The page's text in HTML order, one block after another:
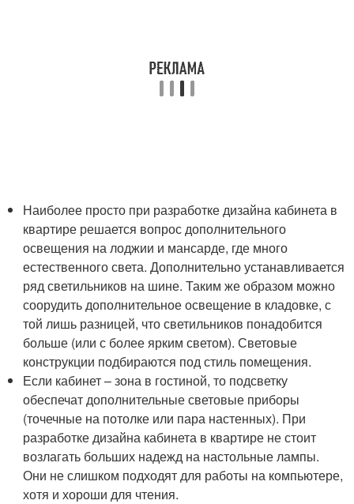
Наиболее просто при разработке дизайна кабинета в
квартире решается вопрос дополнительного
освещения на лоджии и мансарде, где много
естественного света. Дополнительно устанавливается
ряд светильников на шине. Таким же образом можно
соорудить дополнительное освещение в кладовке, с
той лишь разницей, что светильников понадобится
больше (или с более ярким светом). Световые
конструкции подбираются под стиль помещения.
Если кабинет – зона в гостиной, то подсветку
обеспечат дополнительные световые приборы
(точечные на потолке или пара настенных). При
разработке дизайна кабинета в квартире не стоит
возлагать больших надежд на настольные лампы.
Они не слишком подходят для работы на компьютере,
хотя и хороши для чтения.